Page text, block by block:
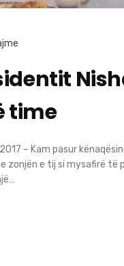
time
– Kam pasur
zonjën e tij si mysafirë